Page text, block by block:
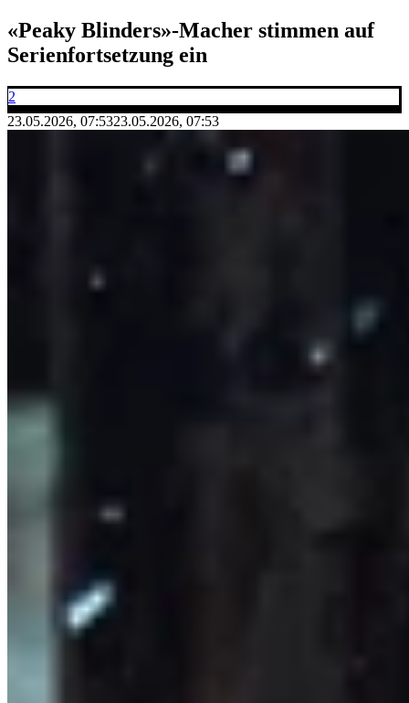
«Peaky Blinders»-Macher stimmen auf
Serienfortsetzung ein
2
23.05.2026, 07:5323.05.2026, 07:53